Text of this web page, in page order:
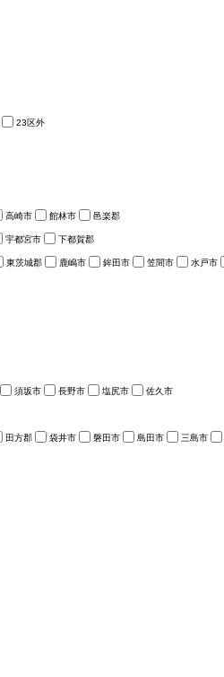
23区外
高崎市 館林市
邑楽郡
宇都宮市
下都賀郡
東茨城郡 鹿嶋市 鉾田市 笠間市 水戸市
須坂市 長野市 塩尻市
佐久市
田方郡 袋井市 磐田市 島田市 三島市